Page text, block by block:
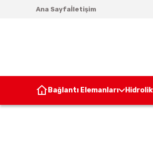
Ana Sayfaİletişim
Bağlantı Elemanları Hidrolik